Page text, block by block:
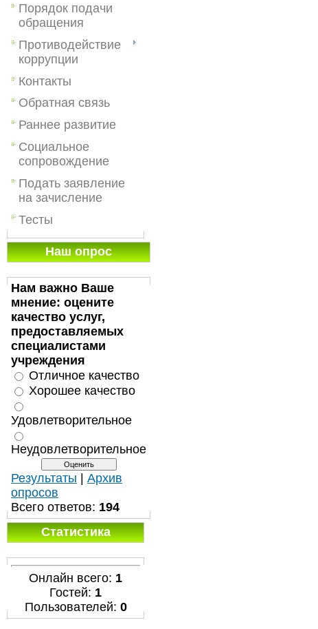
Порядок подачи
обращения
Противодействие
коррупции
Контакты
Обратная связь
Раннее развитие
Социальное
сопровождение
Подать заявление
на зачисление
Тесты
Наш опрос
Нам важно Ваше
мнение: оцените
качество услуг,
предоставляемых
специалистами
учреждения
Отличное качество
Хорошее качество
Удовлетворительное
Неудовлетворительное
Результаты
Архив
опросов
Всего ответов: 194
Статистика
Онлайн всего: 1
Гостей: 1
Пользователей: 0